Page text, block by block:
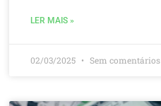
LER MAIS »
02/03/2025 Sem comentários